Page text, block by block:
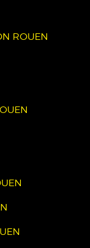
ROUEN